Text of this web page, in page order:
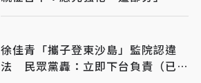
徐佳青「攜子登東沙島」監院認違
法 民眾黨轟：立即下台負責（已完